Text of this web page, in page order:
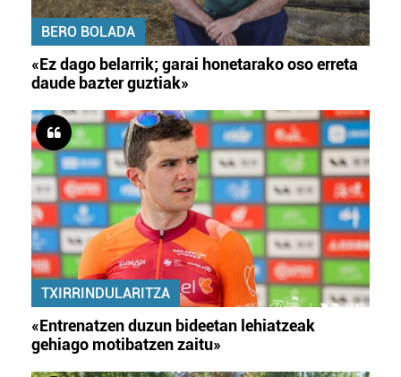
BERO BOLADA
«Ez dago belarrik; garai honetarako oso erreta
daude bazter guztiak»
TXIRRINDULARITZA
«Entrenatzen duzun bideetan lehiatzeak
gehiago motibatzen zaitu»